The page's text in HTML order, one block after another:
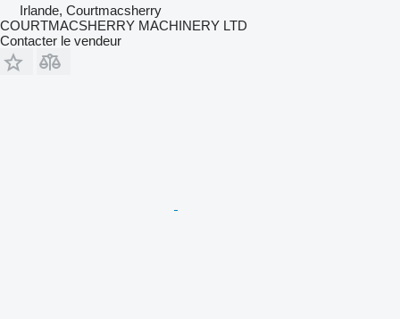
Irlande, Courtmacsherry
COURTMACSHERRY MACHINERY LTD
Contacter le vendeur